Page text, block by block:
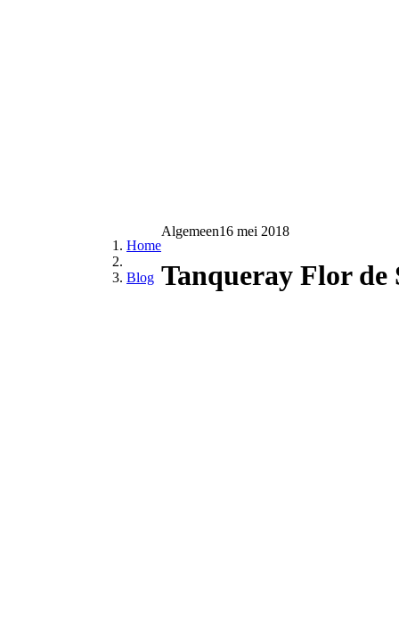
Home
Blog
Algemeen16 mei 2018
Tanqueray Flor de